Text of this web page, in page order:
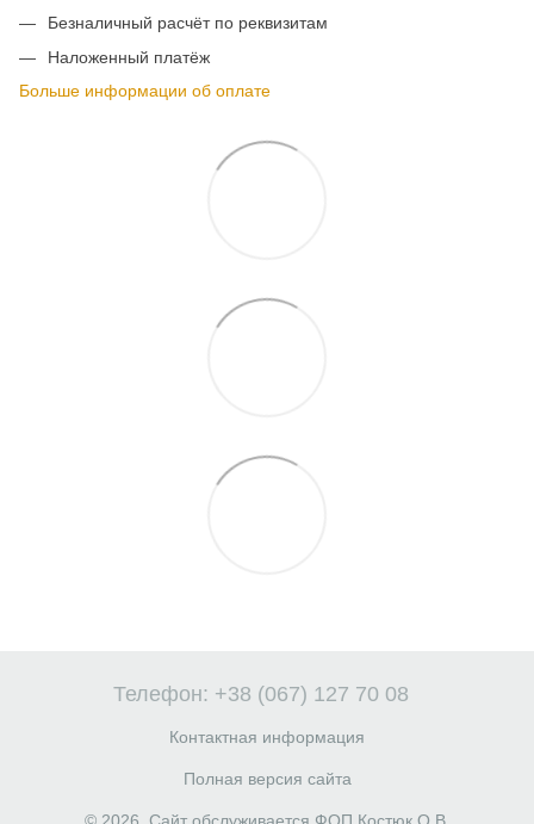
Безналичный расчёт по реквизитам
Наложенный платёж
Больше информации об оплате
Телефон: +38 (067) 127 70 08
Контактная информация
Полная версия сайта